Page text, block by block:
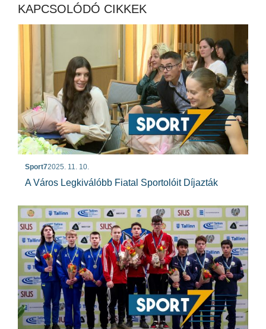
KAPCSOLÓDÓ CIKKEK
Sport72025. 11. 10.
A Város Legkiválóbb Fiatal Sportolóit Díjazták